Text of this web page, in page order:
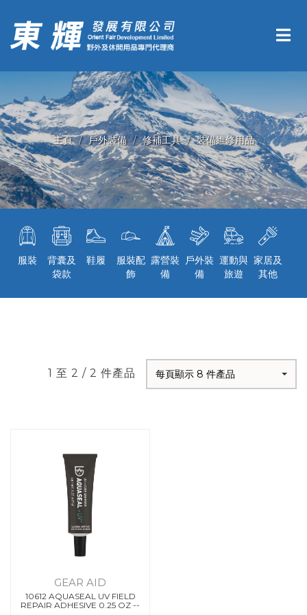
主頁 戶外裝備 修補工具 裝備維修用品
服裝
背囊及
袋款
鞋履
服裝配
飾
露營裝
備
戶外裝
備
運動與
旅遊
家居及
其他
1 至 2 / 2 件產品 每頁顯示 8 件產品
GEAR AID
10612 AQUASEAL UV FIELD
REPAIR ADHESIVE 0.25 OZ --